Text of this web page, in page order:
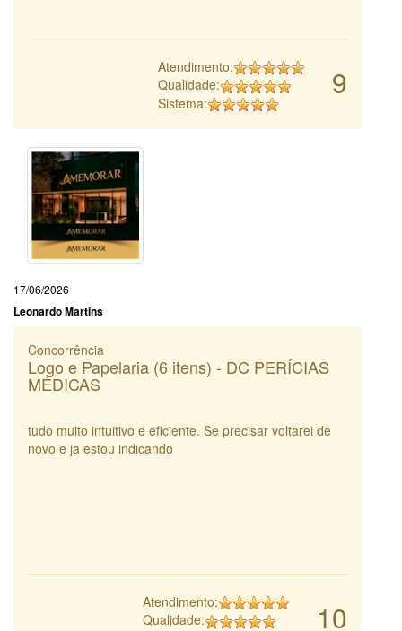
9
Atendimento:
Qualidade:
Sistema:
17/06/2026
Leonardo Martins
Concorrência
Logo e Papelaria (6 itens) - DC PERÍCIAS
MÉDICAS
tudo muito intuitivo e eficiente. Se precisar voltarei de
novo e ja estou indicando
10
Atendimento:
Qualidade: